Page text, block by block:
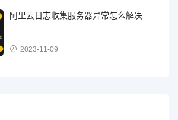
阿里云日志收集服务器异常怎么解决
2023-11-09